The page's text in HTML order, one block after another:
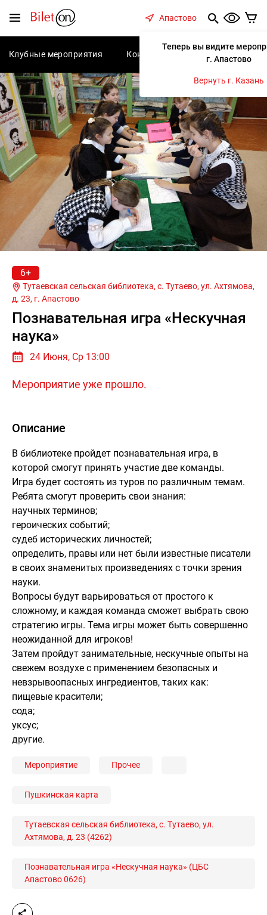
Меню
Апастово
Теперь вы видите
г. Апастово
Вернуть г. Казань
Клубные мероприятия Концерты Спектакли
6+
д. 23, г. Апастово
Познавательная игра «Нескучная
наука»
24 Июня, Ср 13:00
Мероприятие уже прошло.
Описание
В библиотеке пройдет познавательная игра, в
которой смогут принять участие две команды.
Игра будет состоять из туров по различным темам.
Ребята смогут проверить свои знания:
научных терминов;
героических событий;
судеб исторических личностей;
определить, правы или нет были известные писатели
в своих знаменитых произведениях с точки зрения
науки.
Вопросы будут варьироваться от простого к
сложному, и каждая команда сможет выбрать свою
стратегию игры. Тема игры может быть совершенно
неожиданной для игроков!
Затем пройдут занимательные, нескучные опыты на
свежем воздухе с применением безопасных и
невзрывоопасных ингредиентов, таких как:
пищевые красители;
сода;
уксус;
другие.
Мероприятие Прочее
Пушкинская карта
Тутаевская сельская библиотека, с. Тутаево, ул.
Ахтямова, д. 23 (4262)
Познавательная игра «Нескучная наука» (ЦБС
Апастово 0626)